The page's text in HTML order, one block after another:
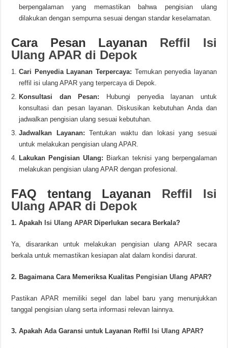
berpengalaman yang memastikan bahwa pengisian ulang
dilakukan dengan sempurna sesuai dengan standar keselamatan.
Cara Pesan Layanan Reffil Isi
Ulang APAR di Depok
Cari Penyedia Layanan Terpercaya: Temukan penyedia layanan
reffil isi ulang APAR yang terpercaya di Depok.
Konsultasi dan Pesan: Hubungi penyedia layanan untuk
konsultasi dan pesan layanan. Diskusikan kebutuhan Anda dan
jadwalkan pengisian ulang sesuai kebutuhan.
Jadwalkan Layanan: Tentukan waktu dan lokasi yang sesuai
untuk melakukan pengisian ulang APAR.
Lakukan Pengisian Ulang: Biarkan teknisi yang berpengalaman
melakukan pengisian ulang APAR dengan profesional.
FAQ tentang Layanan Reffil Isi
Ulang APAR di Depok
1. Apakah Isi Ulang APAR Diperlukan secara Berkala?
Ya, disarankan untuk melakukan pengisian ulang APAR secara
berkala untuk memastikan kesiapan alat dalam kondisi darurat.
2. Bagaimana Cara Memeriksa Kualitas Pengisian Ulang APAR?
Pastikan APAR memiliki segel dan label baru yang menunjukkan
tanggal pengisian ulang serta informasi relevan lainnya.
3. Apakah Ada Garansi untuk Layanan Reffil Isi Ulang APAR?